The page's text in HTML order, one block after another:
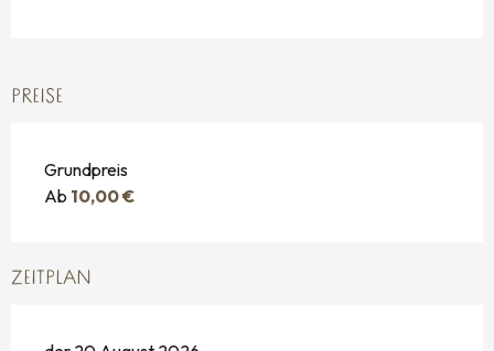
PREISE
Grundpreis
Ab 10,00 €
ZEITPLAN